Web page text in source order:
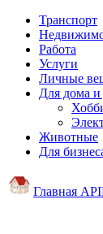
Транспорт
Работа
Услуги
Личные
Для дома и
Животные
Для
Главная